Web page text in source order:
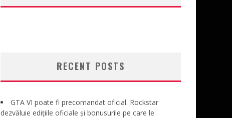
RECENT POSTS
GTA VI poate fi precomandat oficial. Rockstar
dezvăluie edițiile oficiale și bonusurile pe care le